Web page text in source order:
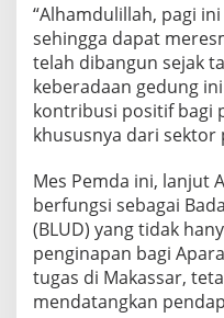
m
i
k
a
n
M
E
e
m
d
a
d
i
M
“Alhamdulillah, pagi
sehingga dapat
telah dibangun sejak
keberadaan gedung
kontribusi positif bagi
khususnya dari sektor
Mes Pemda ini, lanjut
berfungsi sebagai
(BLUD) yang tidak
penginapan bagi
tugas di Makassar,
mendatangkan